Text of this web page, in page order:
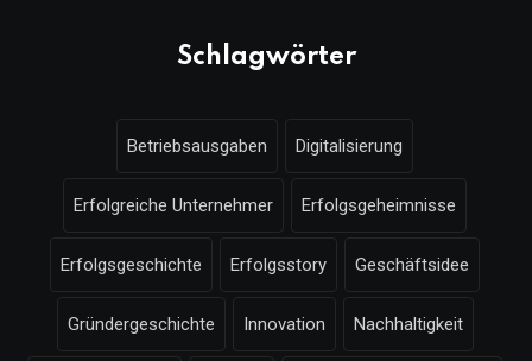
Schlagwörter
Betriebsausgaben Digitalisierung
Erfolgreiche Unternehmer Erfolgsgeheimnisse
Erfolgsgeschichte Erfolgsstory Geschäftsidee
Gründergeschichte Innovation Nachhaltigkeit